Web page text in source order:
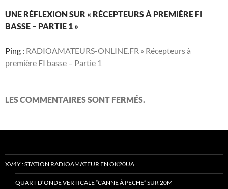
UNE RÉFLEXION SUR « RÉCEPTEURS À PREMIÈRE FI
BASSE – PARTIE 1 »
Ping : RADIOAMATEURS-ONLINE.FR » Récepteurs à
première FI basse – Partie 1
LES COMMENTAIRES SONT FERMÉS.
XV4Y : STATION RADIOAMATEUR EN OK20UA
QUART D’ONDE VERTICALE “CANNE À PÊCHE” SUR 20M